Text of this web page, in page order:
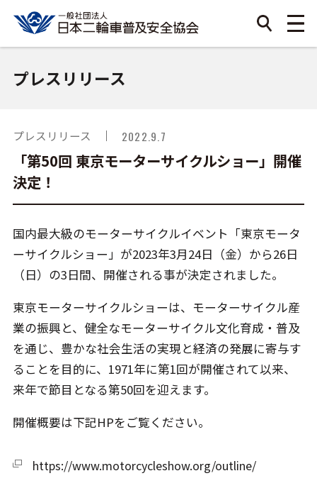
プレスリリース
プレスリリース 2022.9.7
「第50回 東京モーターサイクルショー」開催
決定！
国内最大級のモーターサイクルイベント「東京モータ
ーサイクルショー」が2023年3月24日（金）から26日
（日）の3日間、開催される事が決定されました。
東京モーターサイクルショーは、モーターサイクル産
業の振興と、健全なモーターサイクル文化育成・普及
を通じ、豊かな社会生活の実現と経済の発展に寄与す
ることを目的に、1971年に第1回が開催されて以来、
来年で節目となる第50回を迎えます。
開催概要は下記HPをご覧ください。
https://www.motorcycleshow.org/outline/